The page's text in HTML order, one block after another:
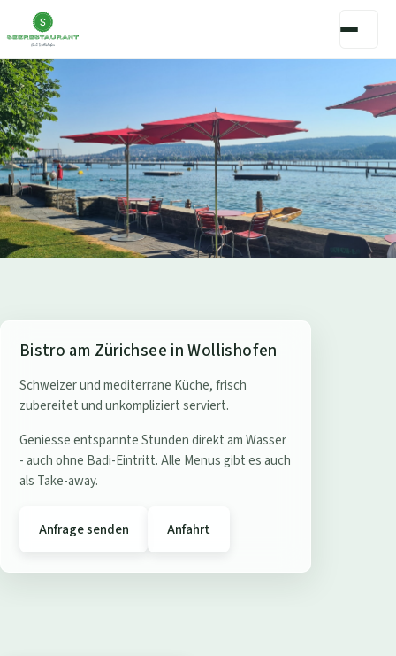
S
e
e
e
s
r
Bistro am Zürichsee in Wollishofen
Schweizer und mediterrane Küche, frisch
zubereitet und unkompliziert serviert.
Geniesse entspannte Stunden direkt am Wasser
- auch ohne Badi-Eintritt. Alle Menus gibt es auch
als Take-away.
Anfrage senden Anfahrt